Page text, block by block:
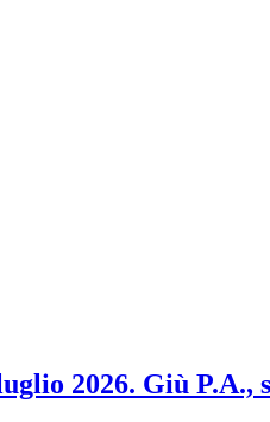
2026. Giù P.A.,